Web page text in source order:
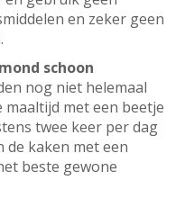
en zeker geen
schoon
nog niet helemaal
maaltijd met een beetje
twee keer per dag
de kaken met een
beste gewone